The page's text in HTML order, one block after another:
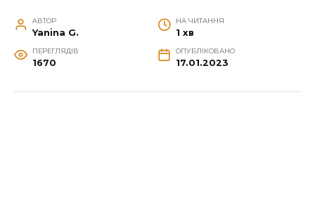
АВТОР
Yanina G.
НА ЧИТАННЯ
1 хв
ПЕРЕГЛЯДІВ
1670
ОПУБЛІКОВАНО
17.01.2023